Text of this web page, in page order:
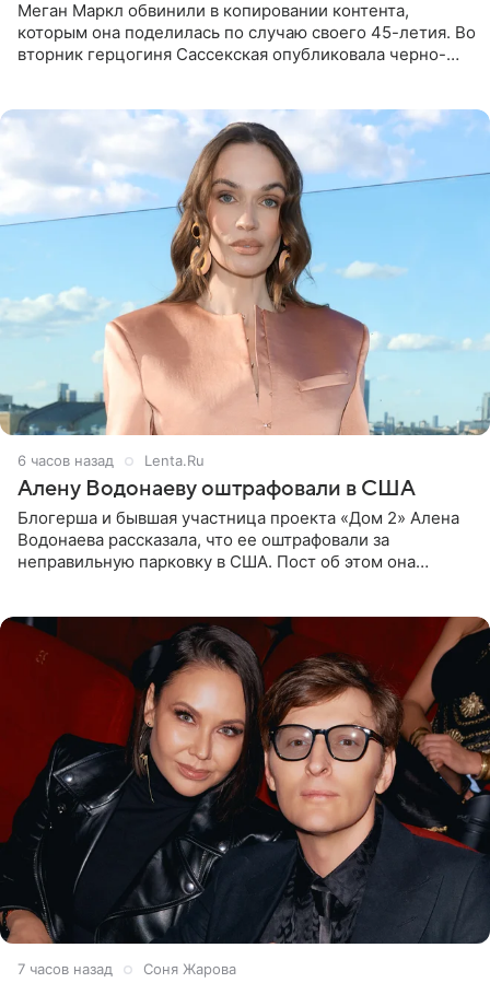
Меган Маркл обвинили в копировании контента,
которым она поделилась по случаю своего 45-летия. Во
вторник герцогиня Сассекская опубликовала черно-
6 часов назад Lenta.Ru
Алену Водонаеву оштрафовали в США
Блогерша и бывшая участница проекта «Дом 2» Алена
Водонаева рассказала, что ее оштрафовали за
неправильную парковку в США. Пост об этом она
7 часов назад Соня Жарова